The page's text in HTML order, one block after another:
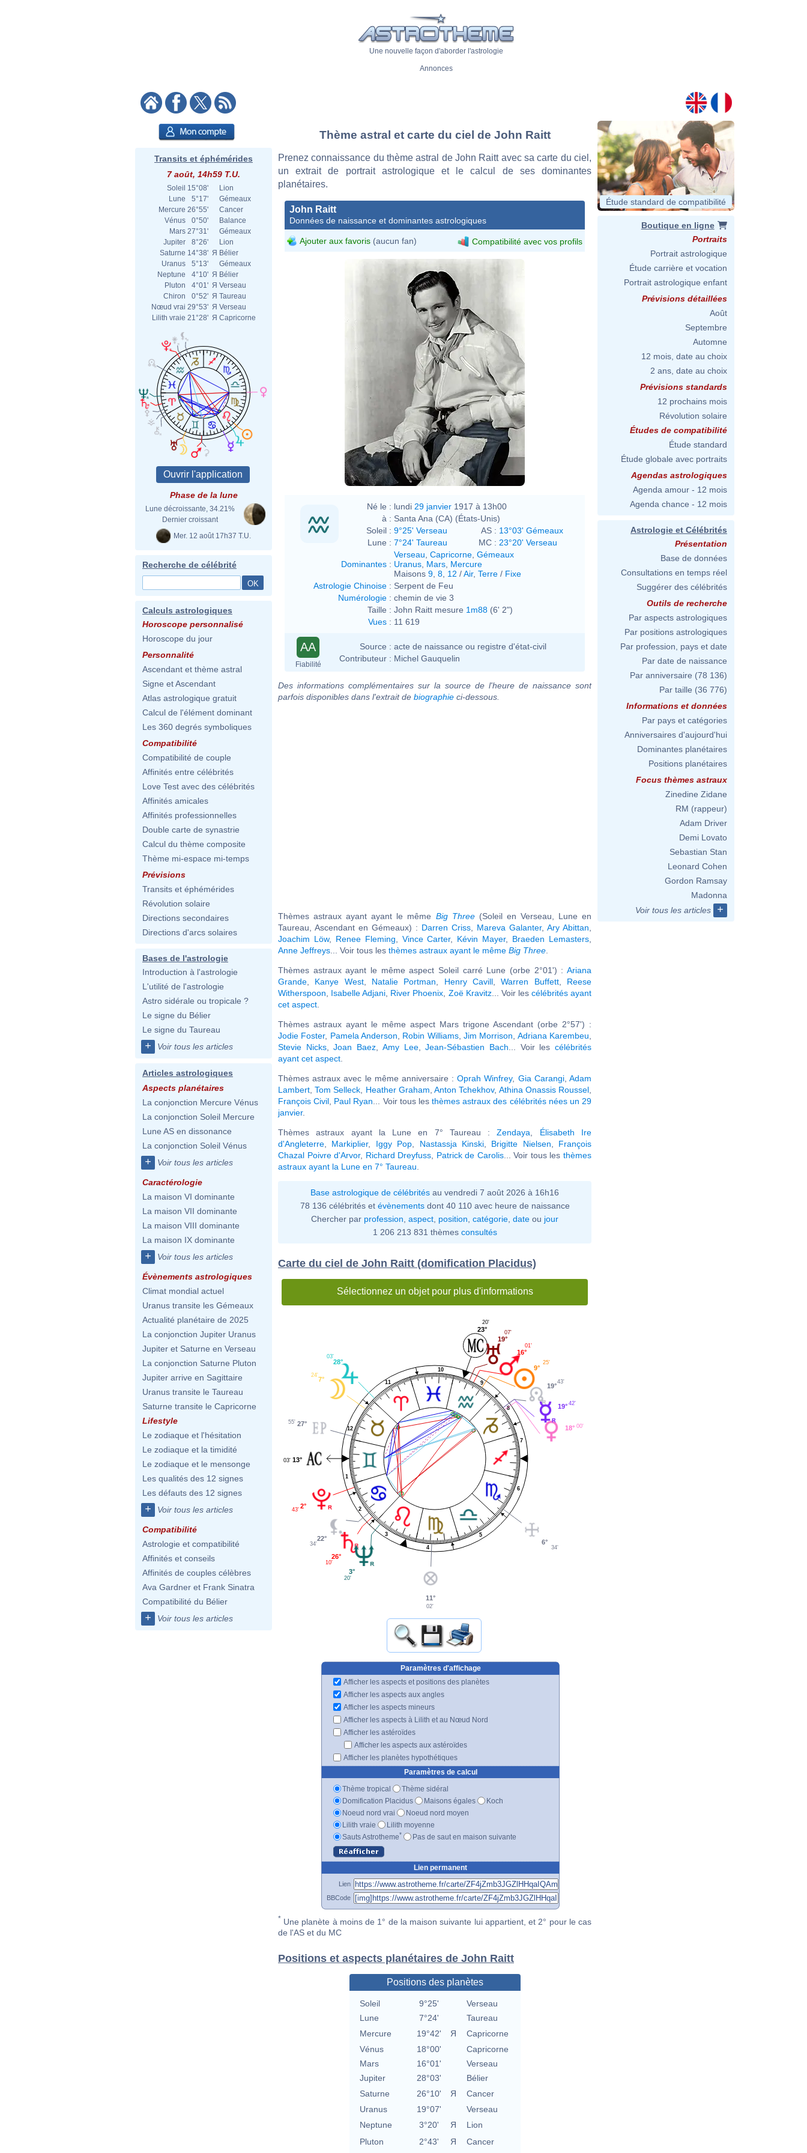
Une nouvelle façon d'aborder l'astrologie
Annonces
Transits et éphémérides
7 août, 14h59 T.U.
Soleil 15°08'
Lion
Lune
5°17'
Gémeaux
Mercure 26°55'
Cancer
Vénus
0°50'
Balance
Mars 27°31'
Gémeaux
Jupiter
8°26'
Lion
Saturne 14°38' Я Bélier
Uranus
5°13'
Gémeaux
Neptune
4°10' Я Bélier
Pluton
4°01' Я Verseau
Chiron
0°52' Я Taureau
Nœud vrai 29°53' Я Verseau
Lilith vraie 21°28' Я Capricorne
Phase de la lune
Lune décroissante, 34.21%
Dernier croissant
Mer. 12 août 17h37 T.U.
Recherche de célébrité
Calculs astrologiques
Horoscope personnalisé
Horoscope du jour
Personnalité
Ascendant et thème astral
Signe et Ascendant
Atlas astrologique gratuit
Calcul de l'élément dominant
Les 360 degrés symboliques
Compatibilité
Compatibilité de couple
Affinités entre célébrités
Love Test avec des célébrités
Affinités amicales
Affinités professionnelles
Double carte de synastrie
Calcul du thème composite
Thème mi-espace mi-temps
Prévisions
Transits et éphémérides
Révolution solaire
Directions secondaires
Directions d'arcs solaires
Bases de l'astrologie
Introduction à l'astrologie
L'utilité de l'astrologie
Astro sidérale ou tropicale ?
Le signe du Bélier
Le signe du Taureau
+ Voir tous les articles
Articles astrologiques
Aspects planétaires
La conjonction Mercure Vénus
La conjonction Soleil Mercure
Lune AS en dissonance
La conjonction Soleil Vénus
+ Voir tous les articles
Caractérologie
La maison VI dominante
La maison VII dominante
La maison VIII dominante
La maison IX dominante
+ Voir tous les articles
Évènements astrologiques
Climat mondial actuel
Uranus transite les Gémeaux
Actualité planétaire de 2025
La conjonction Jupiter Uranus
Jupiter et Saturne en Verseau
La conjonction Saturne Pluton
Jupiter arrive en Sagittaire
Uranus transite le Taureau
Saturne transite le Capricorne
Lifestyle
Le zodiaque et l'hésitation
Le zodiaque et la timidité
Le zodiaque et le mensonge
Les qualités des 12 signes
Les défauts des 12 signes
+ Voir tous les articles
Compatibilité
Astrologie et compatibilité
Affinités et conseils
Affinités de couples célèbres
Ava Gardner et Frank Sinatra
Compatibilité du Bélier
+ Voir tous les articles
Thème astral et carte du ciel de John Raitt
Prenez connaissance du thème astral de John Raitt avec sa carte du ciel,
un extrait de portrait astrologique et le calcul de ses dominantes
planétaires.
John Raitt
Données de naissance et dominantes astrologiques
Ajouter aux favoris (aucun fan) Compatibilité avec vos profils
Né le : lundi 29 janvier 1917 à 13h00
à : Santa Ana (CA) (États-Unis)
Soleil : 9°25' Verseau AS : 13°03' Gémeaux
Lune : 7°24' Taureau MC : 23°20' Verseau
Dominantes :
Verseau Capricorne Gémeaux
Uranus Mars Mercure
Maisons 9 8 12 /Air, Terre / Fixe
Astrologie Chinoise : Serpent de Feu
Numérologie : chemin de vie 3
Taille : John Raitt mesure 1m88 (6' 2")
Vues : 11 619
AA
Fiabilité
Source : acte de naissance ou registre d'état-civil
Contributeur : Michel Gauquelin
Des informations complémentaires sur la source de l'heure de naissance sont
parfois disponibles dans l'extrait de biographie ci-dessous.
Thèmes astraux ayant ayant le même Big Three(Soleil en Verseau, Lune en
Taureau, Ascendant en Gémeaux) : Darren Criss Mareva Galanter, Ary Abittan
Joachim Löw, Renee Fleming Vince Carter, Kévin Mayer, Braeden Lemasters
Anne Jeffreys ... Voir tous les thèmes astraux ayant le même Big Three
Thèmes astraux ayant le même aspect Soleil carré Lune (orbe 2°01') : Ariana
Grande
Kanye West, Natalie Portman Henry Cavill ,Warren Buffett, Reese
Witherspoon
Isabelle Adjani River Phoenix Zoë Kravitz... Voir les célébrités ayant
cet aspect
Thèmes astraux ayant le même aspect Mars trigone Ascendant (orbe 2°57') :
Jodie Foster, Pamela Anderson Robin Williams,Jim Morrison Adriana Karembeu
Stevie Nicks,Joan Baez Amy Lee,Jean-Sébastien Bach ... Voir lescélébrités
ayant cet aspect
Thèmes astraux avec le même anniversaire :Oprah Winfrey, Gia Carangi,Adam
Lambert ,Tom Selleck Heather Graham ,Anton Tchekhov, Athina Onassis Roussel
François Civil Paul Ryan ... Voir tous lesthèmes astraux des célébrités nées un 29
janvier.
Thèmes astraux ayant la Lune en 7° Taureau :Zendaya
Élisabeth Ire
d'Angleterre
Markiplier, Iggy Pop Nastassja Kinski, Brigitte Nielsen
François
Chazal Poivre d'Arvor, Richard Dreyfuss Patrick de Carolis... Voir tous lesthèmes
astraux ayant la Lune en 7° Taureau
Base astrologique de célébrités au vendredi 7 août 2026 à 16h16
78 136 célébrités et évènementsdont 40 110 avec heure de naissance
Chercher par profession aspect position catégorie date ou jour
1 206 213 831 thèmes consultés
Carte du ciel de John Raitt (domification Placidus)
Sélectionnez un objet pour plus d'informations
1
2
3
4
5
6
7
8
9
10
11
12 18° 00'
19° 42'
19°
43'
9°
25'
16°
01'
19°
07'
23°
20'
28°
03'
7°
24'
27°
55'
13°
03'
2°
43'
22°
34'
26°
10'
3°
20'
11°
02'
6°
34'
Paramètres d'affichage
Afficher les aspects et positions des planètes
Afficher les aspects aux angles
Afficher les aspects mineurs
Afficher les aspects à Lilith et au Nœud Nord
Afficher les astéroïdes
Afficher les aspects aux astéroïdes
Afficher les planètes hypothétiques
Paramètres de calcul
Thème tropical
Thème sidéral
Domification Placidus
Maisons égales
Koch
Noeud nord vrai
Noeud nord moyen
Lilith vraie
Lilith moyenne
Sauts Astrotheme* Pas de saut en maison suivante
Lien permanent
Lien
BBCode
* Une planète à moins de 1° de la maison suivante lui appartient, et 2° pour le cas
de l'AS et du MC
Positions et aspects planétaires de John Raitt
Positions des planètes
Soleil 9°25'
Verseau
Lune
7°24'
Taureau
Mercure
19°42' Я
Capricorne
Vénus
18°00'
Capricorne
Mars
16°01'
Verseau
Jupiter
28°03'
Bélier
Saturne
26°10' Я
Cancer
Uranus
19°07'
Verseau
Neptune
3°20' Я
Lion
Pluton
2°43' Я
Cancer
Étude standard de compatibilité
Boutique en ligne
Portraits
Portrait astrologique
Étude carrière et vocation
Portrait astrologique enfant
Prévisions détaillées
Août
Septembre
Automne
12 mois, date au choix
2 ans, date au choix
Prévisions standards
12 prochains mois
Révolution solaire
Études de compatibilité
Étude standard
Étude globale avec portraits
Agendas astrologiques
Agenda amour - 12 mois
Agenda chance - 12 mois
Astrologie et Célébrités
Présentation
Base de données
Consultations en temps réel
Suggérer des célébrités
Outils de recherche
Par aspects astrologiques
Par positions astrologiques
Par profession, pays et date
Par date de naissance
Par anniversaire (78 136)
Par taille (36 776)
Informations et données
Par pays et catégories
Anniversaires d'aujourd'hui
Dominantes planétaires
Positions planétaires
Focus thèmes astraux
Zinedine Zidane
RM (rappeur)
Adam Driver
Demi Lovato
Sebastian Stan
Leonard Cohen
Gordon Ramsay
Madonna
Voir tous les articles
+